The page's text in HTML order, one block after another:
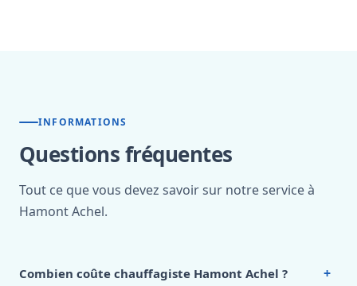
INFORMATIONS
Questions fréquentes
Tout ce que vous devez savoir sur notre service à
Hamont Achel.
Combien coûte chauffagiste Hamont Achel ? +